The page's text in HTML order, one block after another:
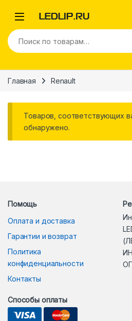
Искать:
Главная Renault
Товаров, соответствующих
обнаружено.
Помощь
Оплата и доставка
Гарантии и возврат
Политика
конфиденциальности
Контакты
Способы оплаты